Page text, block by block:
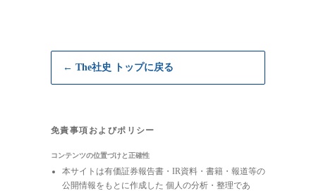
← The社史 トップに戻る
免責事項およびポリシー
コンテンツの位置づけと正確性
本サイトは有価証券報告書・IR資料・書籍・報道等の
公開情報をもとに作成した 個人の分析・整理であ